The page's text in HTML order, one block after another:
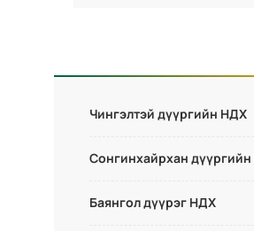
Чингэлтэй дүүргийн НДХ
Сонгинхайрхан
Баянгол дүүрэг НДХ